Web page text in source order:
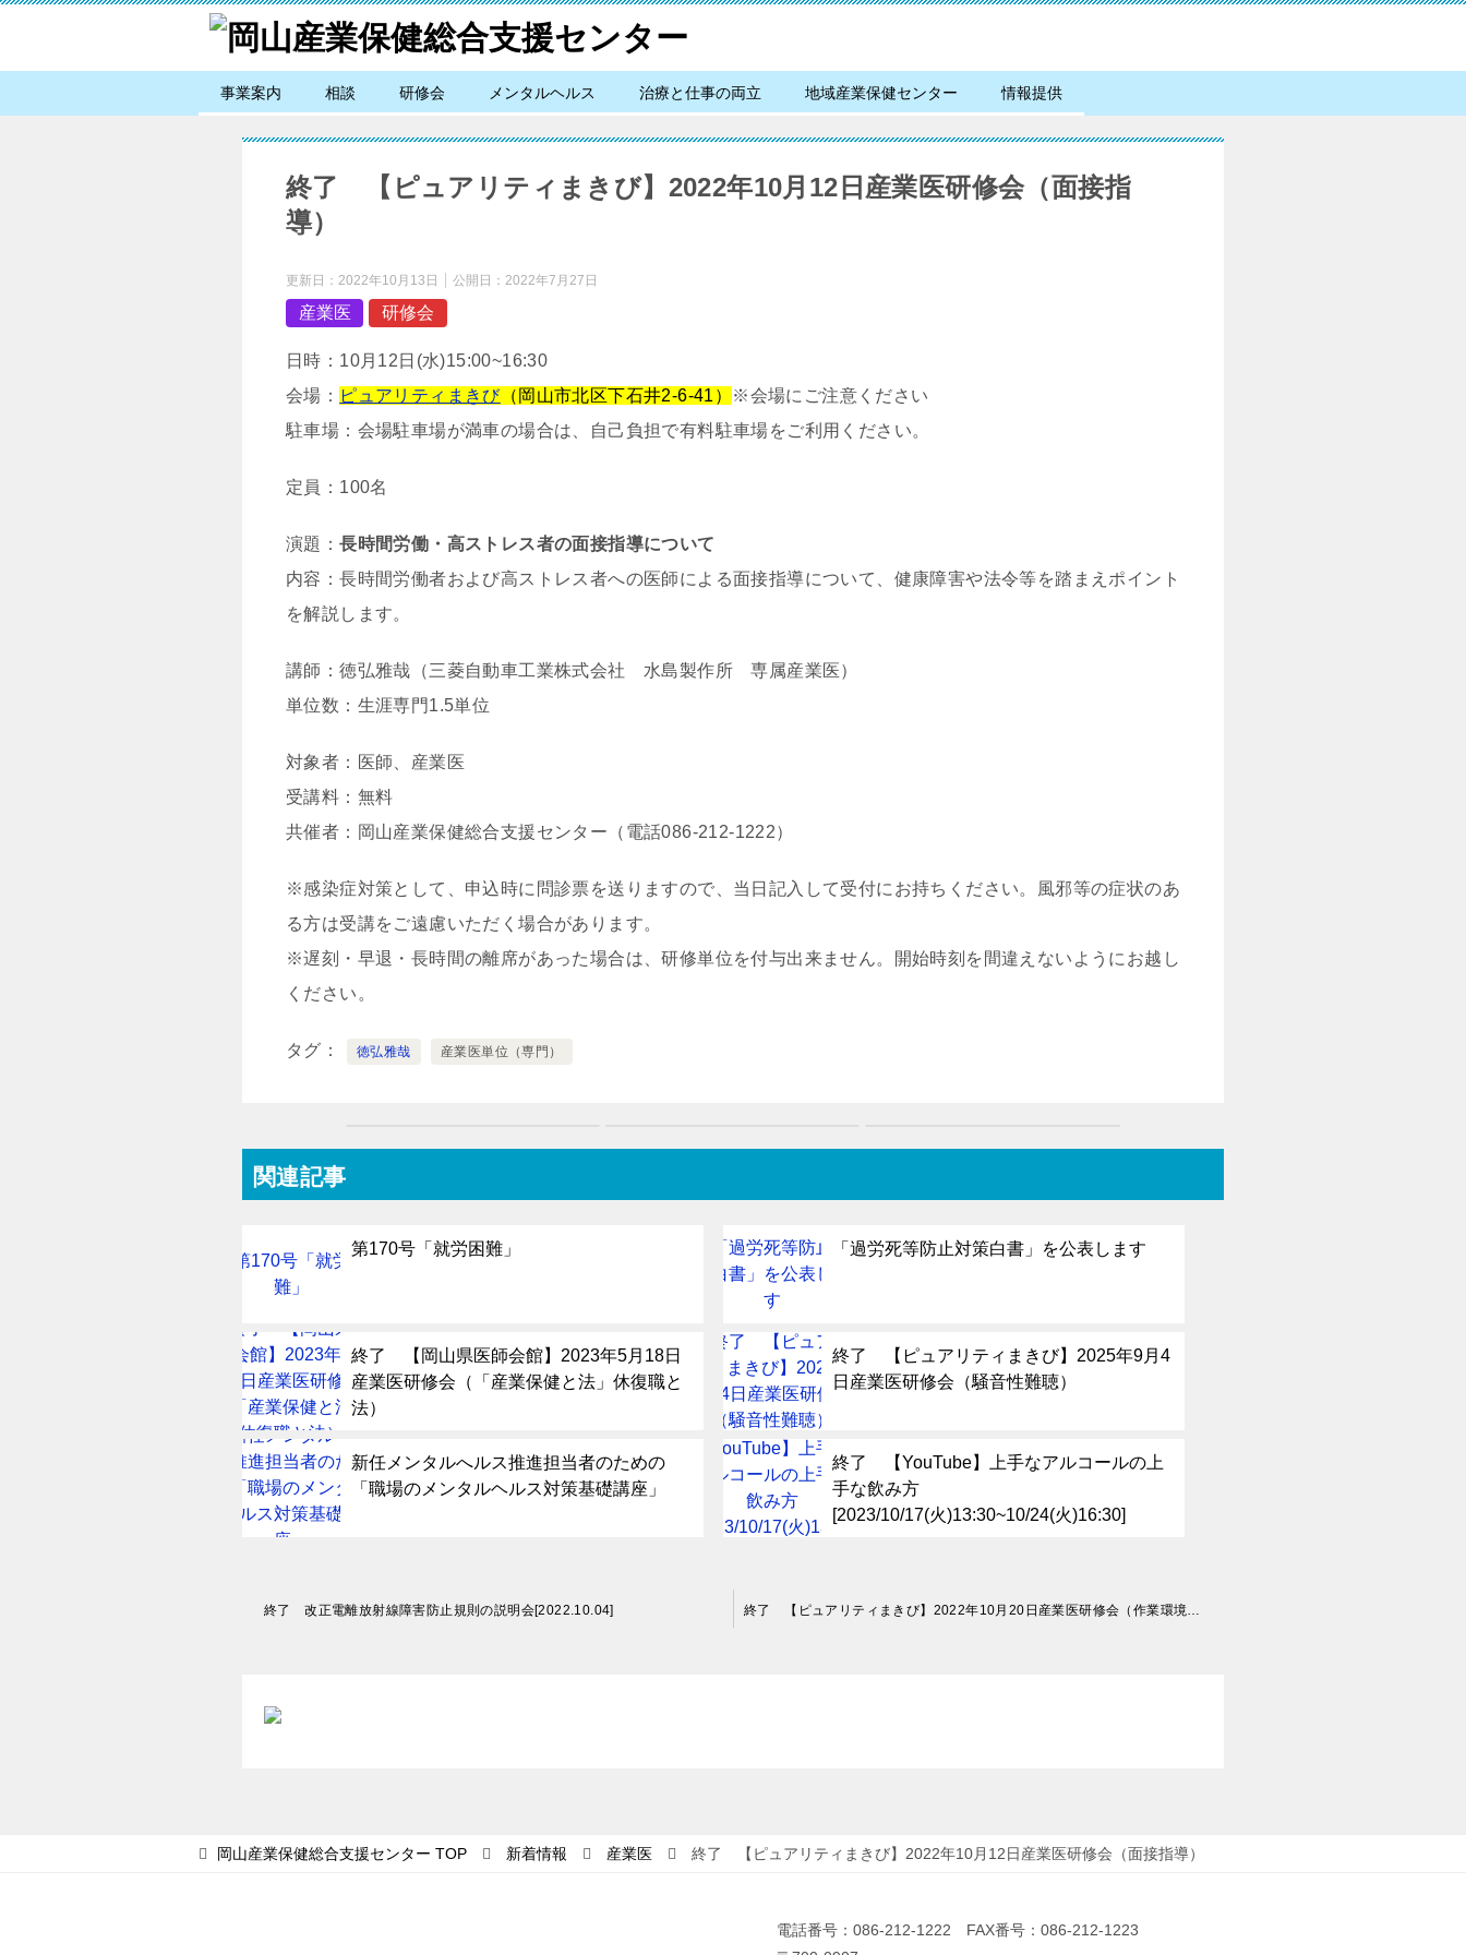
事業案内 相談 研修会 メンタルヘルス 治療と仕事の両立 地域産業保健センター 情報提供
終了 【ピュアリティまきび】2022年10月12日産業医研修会（面接指
導）
更新日： 2022年10月13日 公開日： 2022年7月27日
産業医 研修会
日時：10月12日(水)15:00~16:30
会場： ピュアリティまきび（岡山市北区下石井2-6-41）
※会場にご注意ください
駐車場：会場駐車場が満車の場合は、自己負担で有料駐車場をご利用ください。
定員：100名
演題：長時間労働・高ストレス者の面接指導について
内容：長時間労働者および高ストレス者への医師による面接指導について、健康障害や法令等を踏まえポイント
を解説します。
講師：徳弘雅哉（三菱自動車工業株式会社 水島製作所 専属産業医）
単位数：生涯専門1.5単位
対象者：医師、産業医
受講料：無料
共催者：岡山産業保健総合支援センター（電話086-212-1222）
※感染症対策として、申込時に問診票を送りますので、当日記入して受付にお持ちください。風邪等の症状のあ
る方は受講をご遠慮いただく場合があります。
※遅刻・早退・長時間の離席があった場合は、研修単位を付与出来ません。開始時刻を間違えないようにお越し
ください。
タグ 徳弘雅哉 産業医単位（専門）
関連記事
第170号「就労困難」 「過労死等防止対策白書」を公表します
終了 【岡山県医師会館】2023年5月18日
産業医研修会（「産業保健と法」休復職と
法）
終了 【ピュアリティまきび】2025年9月4
日産業医研修会（騒音性難聴）
新任メンタルへルス推進担当者のための
「職場のメンタルヘルス対策基礎講座」
終了 【YouTube】上手なアルコールの上
手な飲み方
[2023/10/17(火)13:30~10/24(火)16:30]
投
ビ
ョ
終了 改正電離放射線障害防止規則の説明会[2022.10.04]
岡山産業保健総合支援センター TOP 新着情報 産業医 終了 【ピュアリティまきび】2022年10月12日産業医研修会（面接指導）
電話番号：086-212-1222 FAX番号：086-212-1223